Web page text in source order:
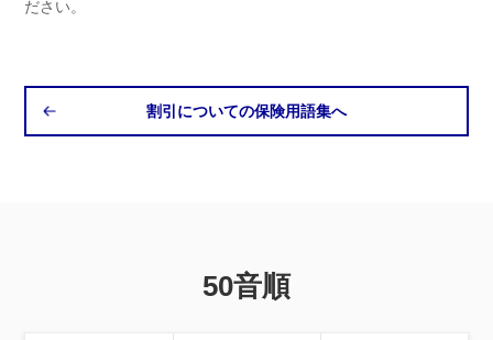
ださい。
割引についての保険用語集へ
50音順